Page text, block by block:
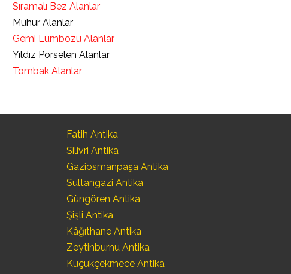
Sıramalı Bez Alanlar
Mühür Alanlar
Gemi Lumbozu Alanlar
Yıldız Porselen Alanlar
Tombak Alanlar
Fatih Antika
Silivri Antika
Gaziosmanpaşa Antika
Sultangazi Antika
Güngören Antika
Şişli Antika
Kâğıthane Antika
Zeytinburnu Antika
Küçükçekmece Antika